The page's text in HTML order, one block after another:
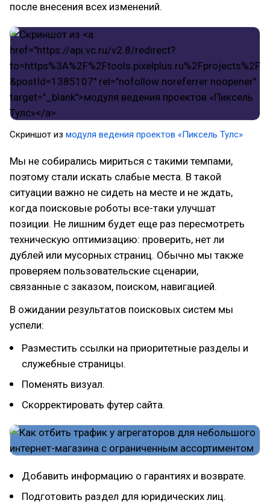
после внесения всех изменений.
Скриншот из модуля ведения проектов «Пиксель Тулс»
Мы не собирались мириться с такими темпами,
поэтому стали искать слабые места. В такой
ситуации важно не сидеть на месте и не ждать,
когда поисковые роботы все-таки улучшат
позиции. Не лишним будет еще раз пересмотреть
техническую оптимизацию: проверить, нет ли
дублей или мусорных страниц. Обычно мы также
проверяем пользовательские сценарии,
связанные с заказом, поиском, навигацией.
В ожидании результатов поисковых систем мы
успели:
Разместить ссылки на приоритетные разделы и
служебные страницы.
Поменять визуал.
Скорректировать футер сайта.
Добавить информацию о гарантиях и возврате.
Подготовить раздел для юридических лиц.